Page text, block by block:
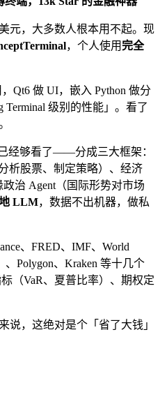
元，大多数人根本用不起。现
，个人使用完全
Qt6 做 UI，嵌入 Python 做分
Terminal 级别的性能」。看了
经够看了——分成三大框架：
析股票、制定策略）、经济
治 Agent（国际形势对市场
LLM，数据不出机器，做私
、FRED、IMF、World
Polygon、Kraken 等十几个
（VaR、夏普比率）、期权定
说，这绝对是个「省了大钱」